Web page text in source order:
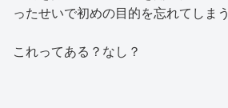
ったせいで初めの目的を忘れてしまう
これってある？なし？